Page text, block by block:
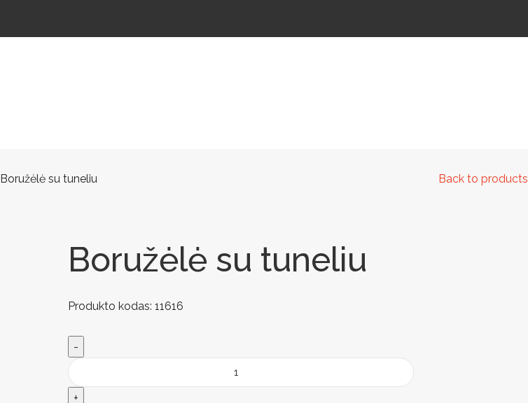
Boružėlė su tuneliu Back to products
Boružėlė su tuneliu
Produkto kodas: 11616